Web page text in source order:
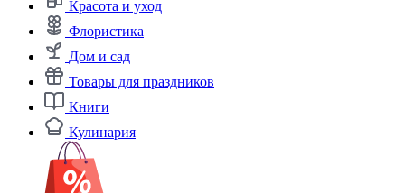
Красота и уход
Флористика
Дом и сад
Товары для праздников
Книги
Кулинария